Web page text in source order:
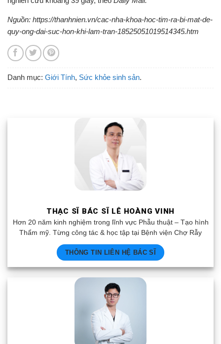
Nguồn: https://thanhnien.vn/cac-nha-khoa-hoc-tim-ra-bi-mat-de-
quy-ong-dai-suc-hon-khi-lam-tran-18525051019514345.htm
Danh mục: Giới Tính, Sức khỏe sinh sản.
THẠC SĨ BÁC SĨ LÊ HOÀNG VINH
Hơn 20 năm kinh nghiệm trong lĩnh vực Phẫu thuật – Tạo hình
Thẩm mỹ. Từng công tác & học tập tại Bệnh viện Chợ Rẫy
THÔNG TIN LIÊN HỆ BÁC SĨ